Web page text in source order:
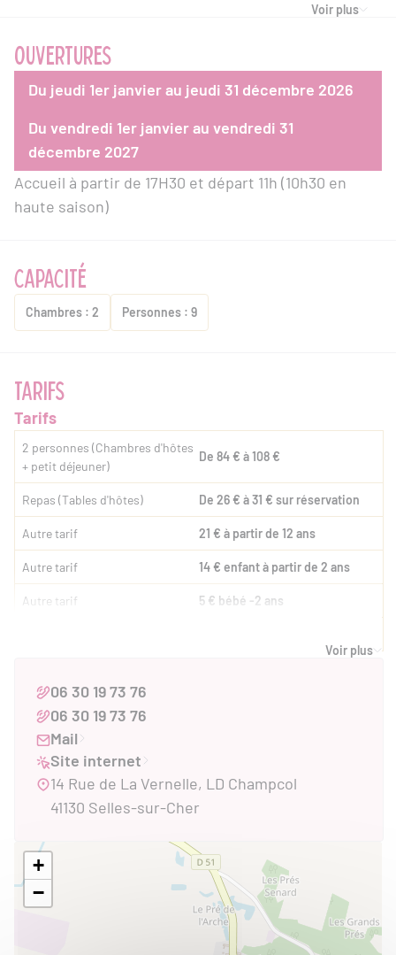
Voir plus
OUVERTURES
Du jeudi 1er janvier au jeudi 31 décembre 2026
Du vendredi 1er janvier au vendredi 31
décembre 2027
Accueil à partir de 17H30 et départ 11h (10h30 en
haute saison)
CAPACITÉ
Chambres : 2 Personnes : 9
TARIFS
Tarifs
2 personnes (Chambres d'hôtes
+ petit déjeuner)
De 84 € à 108 €
Repas (Tables d'hôtes) De 26 € à 31 € sur réservation
Autre tarif 21 € à partir de 12 ans
Autre tarif 14 € enfant à partir de 2 ans
Autre tarif 5 € bébé -2 ans
Chèques Espèces
SERVICES
Services
Équipements
Borne de charge électrique pour vélo Jeux pour enfants
Cheminée , poêle
Voir plus
06 30 19 73 76
06 30 19 73 76
Mail
Site internet
14 Rue de La Vernelle, LD Champcol
41130 Selles-sur-Cher
+
−